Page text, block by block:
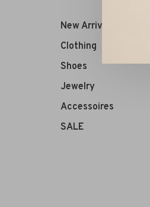
New Arrivals
Clothing
Shoes
Jewelry
Accessoires
SALE